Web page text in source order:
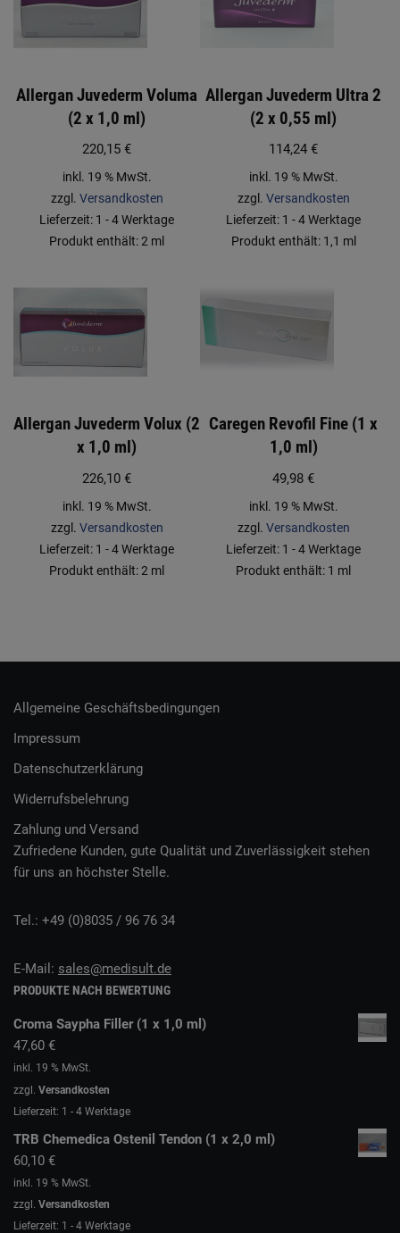
Allergan Juvederm Voluma
(2 x 1,0 ml)
220,15 €
inkl. 19 % MwSt.
zzgl. Versandkosten
Lieferzeit: 1 - 4 Werktage
Produkt enthält: 2 ml
Allergan Juvederm Ultra 2
(2 x 0,55 ml)
114,24 €
inkl. 19 % MwSt.
zzgl. Versandkosten
Lieferzeit: 1 - 4 Werktage
Produkt enthält: 1,1 ml
Allergan Juvederm Volux (2
x 1,0 ml)
226,10 €
inkl. 19 % MwSt.
zzgl. Versandkosten
Lieferzeit: 1 - 4 Werktage
Produkt enthält: 2 ml
Caregen Revofil Fine (1 x
1,0 ml)
49,98 €
inkl. 19 % MwSt.
zzgl. Versandkosten
Lieferzeit: 1 - 4 Werktage
Produkt enthält: 1 ml
Allgemeine Geschäftsbedingungen
Impressum
Datenschutzerklärung
Widerrufsbelehrung
Zahlung und Versand
Zufriedene Kunden, gute Qualität und Zuverlässigkeit stehen
für uns an höchster Stelle.
Tel.: +49 (0)8035 / 96 76 34
E-Mail: sales@medisult.de
PRODUKTE NACH BEWERTUNG
Croma Saypha Filler (1 x 1,0 ml)
47,60 €
inkl. 19 % MwSt.
zzgl. Versandkosten
Lieferzeit: 1 - 4 Werktage
TRB Chemedica Ostenil Tendon (1 x 2,0 ml)
60,10 €
inkl. 19 % MwSt.
zzgl. Versandkosten
Lieferzeit: 1 - 4 Werktage